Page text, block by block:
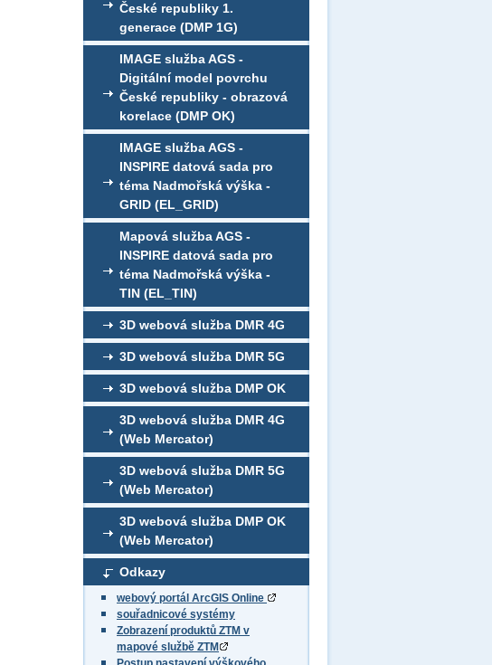
České republiky 1.
generace (DMP 1G)
IMAGE služba AGS -
Digitální model povrchu
České republiky - obrazová
korelace (DMP OK)
IMAGE služba AGS -
INSPIRE datová sada pro
téma Nadmořská výška -
GRID (EL_GRID)
Mapová služba AGS -
INSPIRE datová sada pro
téma Nadmořská výška -
TIN (EL_TIN)
3D webová služba DMR 4G
3D webová služba DMR 5G
3D webová služba DMP OK
3D webová služba DMR 4G
(Web Mercator)
3D webová služba DMR 5G
(Web Mercator)
3D webová služba DMP OK
(Web Mercator)
Odkazy
webový portál ArcGIS Online
souřadnicové systémy
Zobrazení produktů ZTM v
mapové službě ZTM